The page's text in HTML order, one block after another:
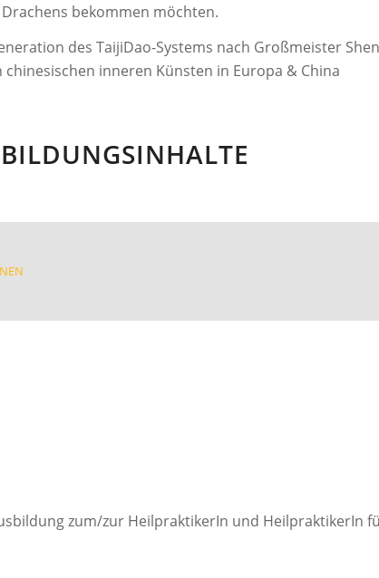
bekommen möchten.
des TaijiDao-Systems nach Großmeister
inneren Künsten in Europa & China
zum/zur HeilpraktikerIn und HeilpraktikerIn